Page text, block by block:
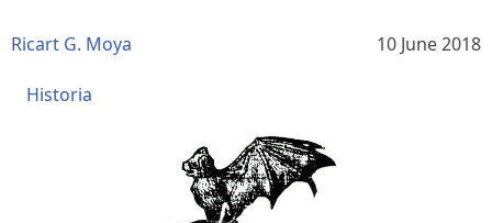
Ricart G. Moya 10 June 2018
Historia